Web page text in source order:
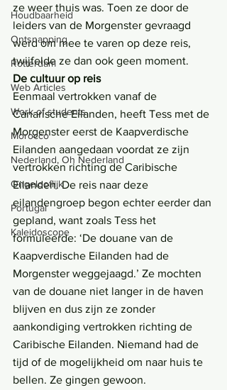
Houdbaarheid
Ontsnapping
Rotterdam
Web Articles
Work of students
Morocco
Nederland, Oh Nederland
Ongelooflijk
Portugal
Kaleidoscope
ze weer thuis was. Toen ze door de
leiders van de Morgenster gevraagd
werd om mee te varen op deze reis,
twijfelde ze dan ook geen moment.
De cultuur op reis
Eenmaal vertrokken vanaf de
Canarische Eilanden, heeft Tess met de
Morgenster eerst de Kaapverdische
Eilanden aangedaan voordat ze zijn
vertrokken richting de Caribische
Eilanden. De reis naar deze
eilandengroep begon echter eerder dan
gepland, want zoals Tess het
formuleerde: ‘De douane van de
Kaapverdische Eilanden had de
Morgenster weggejaagd.’ Ze mochten
van de douane niet langer in de haven
blijven en dus zijn ze zonder
aankondiging vertrokken richting de
Caribische Eilanden. Niemand had de
tijd of de mogelijkheid om naar huis te
bellen. Ze gingen gewoon.